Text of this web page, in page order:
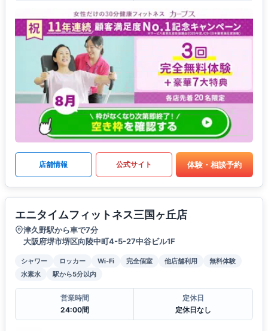
店舗情報 公式サイト 体験・相談予約
エニタイムフィットネス三国ヶ丘店
津久野駅から車で7分
大阪府堺市堺区向陵中町4-5-27中谷ビル1F
シャワー ロッカー Wi-Fi 完全個室 他店舗利用
無料体験
水素水
駅から5分以内
営業時間
24:00間
定休日
定休日なし